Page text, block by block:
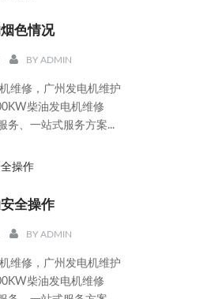
色情况
BYADMIN
维修，广州发电机维护
柴油发电机维修
务、一站式服务方案...
全操作
BYADMIN
维修，广州发电机维护
柴油发电机维修